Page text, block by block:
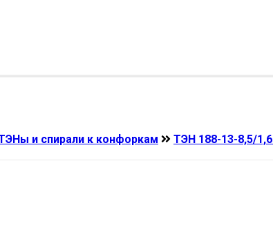
и спирали к конфоркам ТЭН 188-13-8,5/